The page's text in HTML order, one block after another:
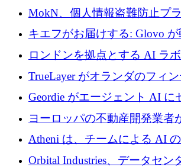
TrueLayer が In3 を買収、ロン
を奪還
MokN、個人情報盗難防止プ
の成長のためにシリーズ A で
調達
キエフがお届けする: Glovo
イナで最も急速に成長する市
ように拡大したか
ロンドンを拠点とする AI ラ
5,000 万ドルの資金調達でス
TrueLayer がオランダのフィ
収、チェックアウト時にクレ
Geordie がエージェント AI に
ガバナンスをもたらすために
ヨーロッパの不動産開発業者
目を向けているため、InRento
1億ユーロを突破
Atheni は、チームによる AI
用を支援するために 35 万ポ
Orbital Industries、データセン